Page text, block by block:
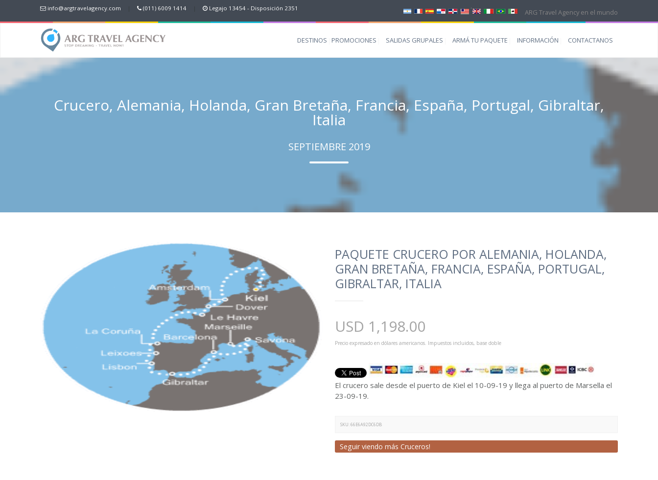
info@argtravelagency.com (011) 6009 1414 Legajo 13454 - Disposición 2351 ARG Travel Agency en el mundo
DESTINOS PROMOCIONES SALIDAS GRUPALES ARMÁ TU PAQUETE INFORMACIÓN CONTACTANOS
Crucero, Alemania, Holanda, Gran Bretaña, Francia, España, Portugal, Gibraltar,
Italia
SEPTIEMBRE 2019
PAQUETE CRUCERO POR ALEMANIA, HOLANDA,
GRAN BRETAÑA, FRANCIA, ESPAÑA, PORTUGAL,
GIBRALTAR, ITALIA
USD 1,198.00
Precio expresado en dólares americanos. Impuestos incluidos, base doble
El crucero sale desde el puerto de Kiel el 10-09-19 y llega al puerto de Marsella el
23-09-19.
SKU:66E6A92DC6DB
Seguir viendo más Cruceros!